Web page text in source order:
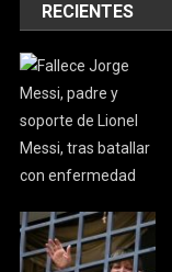
RECIENTES